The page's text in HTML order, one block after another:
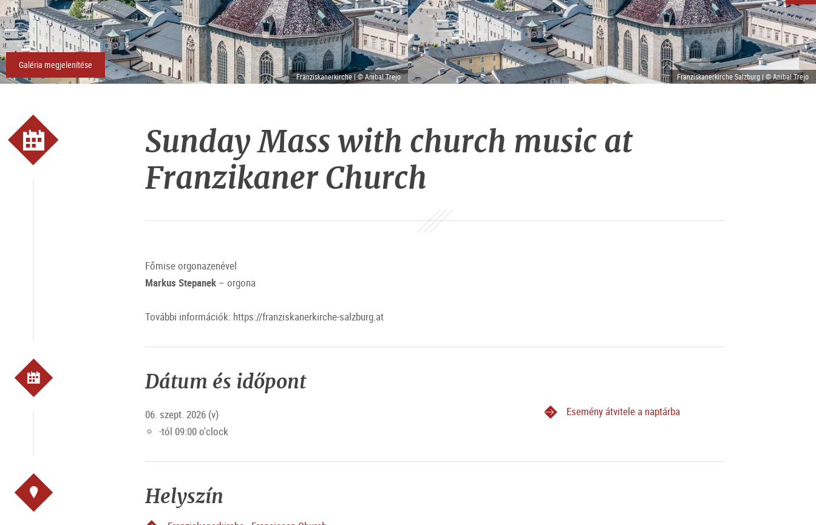
Franziskanerkirche | © Anibal Trejo
Galéria megjelenítése
Franziskanerkirche Salzburg | © Anibal Trejo
Sunday Mass with church music at
Franzikaner Church
Főmise orgonazenével
Markus Stepanek – orgona
További információk: https://franziskanerkirche-salzburg.at
Dátum és időpont
06. szept. 2026 (v)
-tól 09:00 o'clock
Esemény átvitele a naptárba
Helyszín